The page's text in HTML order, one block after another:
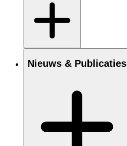
Nieuws & Publicaties